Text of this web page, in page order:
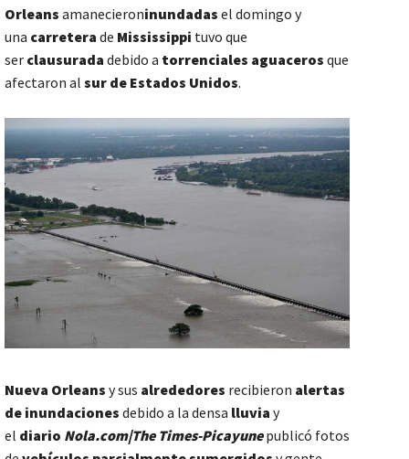
Orleans amanecieroninundadas el domingo y
una carretera de Mississippi tuvo que
ser clausurada debido a torrenciales aguaceros que
afectaron al sur de Estados Unidos.
Nueva Orleans y sus alrededores recibieron alertas
de inundaciones debido a la densa lluvia y
el diario Nola.com|The Times-Picayunepublicó fotos